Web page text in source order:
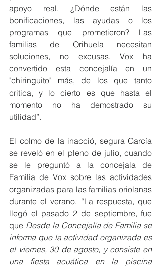
apoyo real. ¿Dónde están las
bonificaciones, las ayudas o los
programas que prometieron? Las
familias de Orihuela necesitan
soluciones, no excusas. Vox ha
convertido esta concejalía en un
"chiringuito" más, de los que tanto
critica, y lo cierto es que hasta el
momento no ha demostrado su
utilidad”.
El colmo de la inacció, segura García
se reveló en el pleno de julio, cuando
se le preguntó a la concejala de
Familia de Vox sobre las actividades
organizadas para las familias oriolanas
durante el verano. “La respuesta, que
llegó el pasado 2 de septiembre, fue
que Desde la Concejalía de Familia se
informa que la actividad organizada es
el viernes, 30 de agosto, y consiste en
una fiesta acuática en la piscina